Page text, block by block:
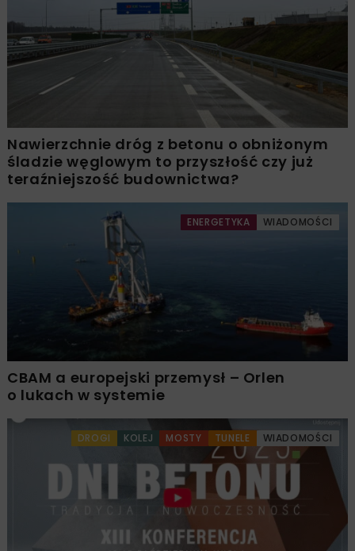
Nawierzchnie dróg z betonu o obniżonym
śladzie węglowym to przyszłość czy już
teraźniejszość budownictwa?
ENERGETYKA WIADOMOŚCI
CBAM a europejski przemysł – Orlen
o lukach w systemie
DROGI KOLEJ MOSTY TUNELE WIADOMOŚCI